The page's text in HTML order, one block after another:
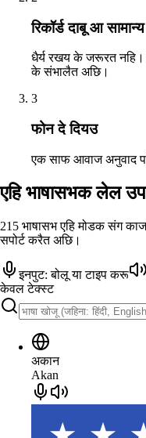
रिकॉर्ड दाबू आ
धैर्य रखय के जरूरत नहि।
के संभालैत अछि।
3
फोन दे दियउ
एक साफ आवाज अनुवाद
एहि भाषासभक लेल
215 भाषासभ एहि मोडक संग
सपोर्ट करैत अछि।
इनपुट: बोलू या टाइप करू
केवल टेक्स्ट
अकान
Akan